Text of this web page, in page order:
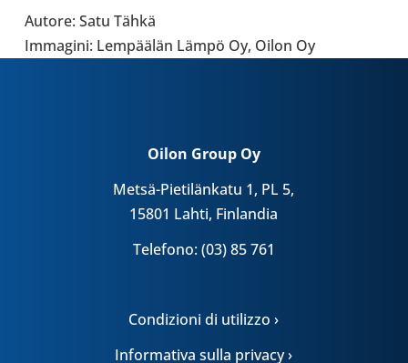
Autore: Satu Tähkä
Imma­gini: Lempäälän Lämpö Oy, Oilon Oy
Oilon Group Oy
Metsä-Pietilänkatu 1, PL 5,
15801 Lahti, Finlandia
Telefono: (03) 85 761
Condizioni di utilizzo ›
Informativa sulla privacy ›